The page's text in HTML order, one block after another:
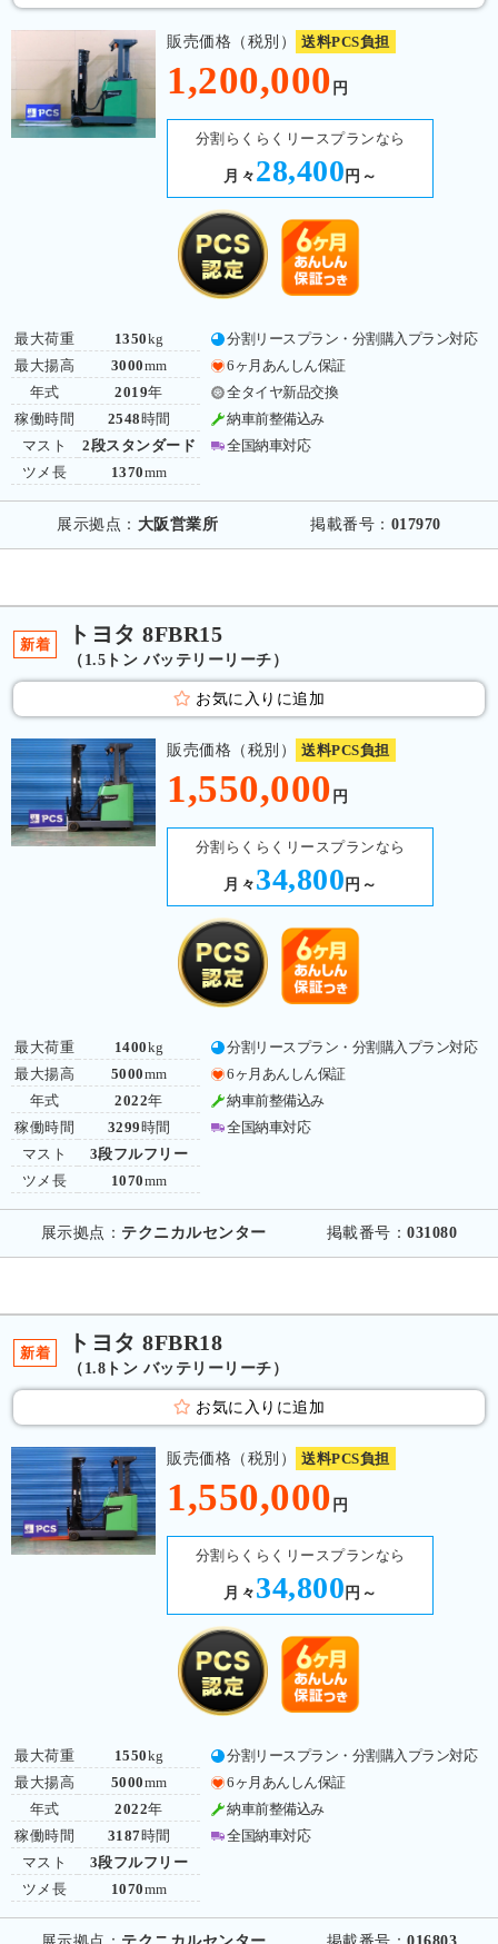
販売価格（税別） 送料PCS負担
1,200,000 円
分割らくらくリースプランなら
月々 28,400 円～
最大荷重
最大揚高
年式
稼働時間
マスト
ツメ長
1350kg
3000mm
2019年
2548 時間
2段スタンダード
1370mm
分割リースプラン・分割購入プラン対応
6ヶ月あんしん保証
全タイヤ新品交換
納車前整備込み
全国納車対応
展示拠点： 大阪営業所 掲載番号： 017970
新着 トヨタ 8FBR15
（1.5トン バッテリーリーチ）
お気に入りに追加
販売価格（税別） 送料PCS負担
1,550,000 円
分割らくらくリースプランなら
月々 34,800 円～
最大荷重
最大揚高
年式
稼働時間
マスト
ツメ長
1400kg
5000mm
2022年
3299 時間
3段フルフリー
1070mm
分割リースプラン・分割購入プラン対応
6ヶ月あんしん保証
納車前整備込み
全国納車対応
展示拠点： テクニカルセンター 掲載番号：031080
新着 トヨタ 8FBR18
（1.8トン バッテリーリーチ）
お気に入りに追加
販売価格（税別） 送料PCS負担
1,550,000 円
分割らくらくリースプランなら
月々 34,800 円～
最大荷重
最大揚高
年式
稼働時間
マスト
ツメ長
1550kg
5000mm
2022年
3187時間
3段フルフリー
1070mm
分割リースプラン・分割購入プラン対応
6ヶ月あんしん保証
納車前整備込み
全国納車対応